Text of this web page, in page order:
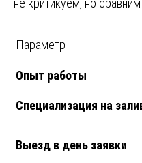
не критикуем, но
Параметр
Опыт работы
Специализация на
Выезд в день заявки